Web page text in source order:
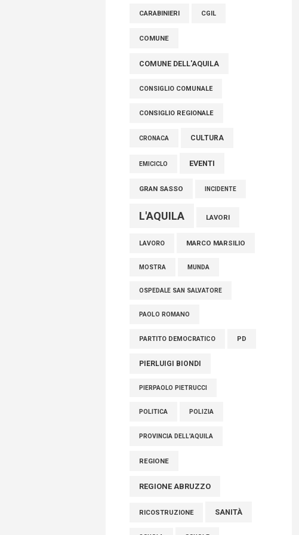
tra cui molti abruzzesi"
06 Agosto 2026
CARABINIERI CGIL
COMUNE
COMUNE DELL'AQUILA
CONSIGLIO COMUNALE
CONSIGLIO REGIONALE
CRONACA CULTURA
EMICICLO EVENTI
GRAN SASSO INCIDENTE
L'AQUILA LAVORI
LAVORO MARCO MARSILIO
MOSTRA MUNDA
OSPEDALE SAN SALVATORE
PAOLO ROMANO
PARTITO DEMOCRATICO PD
PIERLUIGI BIONDI
PIERPAOLO PIETRUCCI
POLITICA POLIZIA
PROVINCIA DELL'AQUILA
REGIONE
REGIONE ABRUZZO
RICOSTRUZIONE SANITÀ